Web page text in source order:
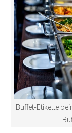
Buffet-Etikette